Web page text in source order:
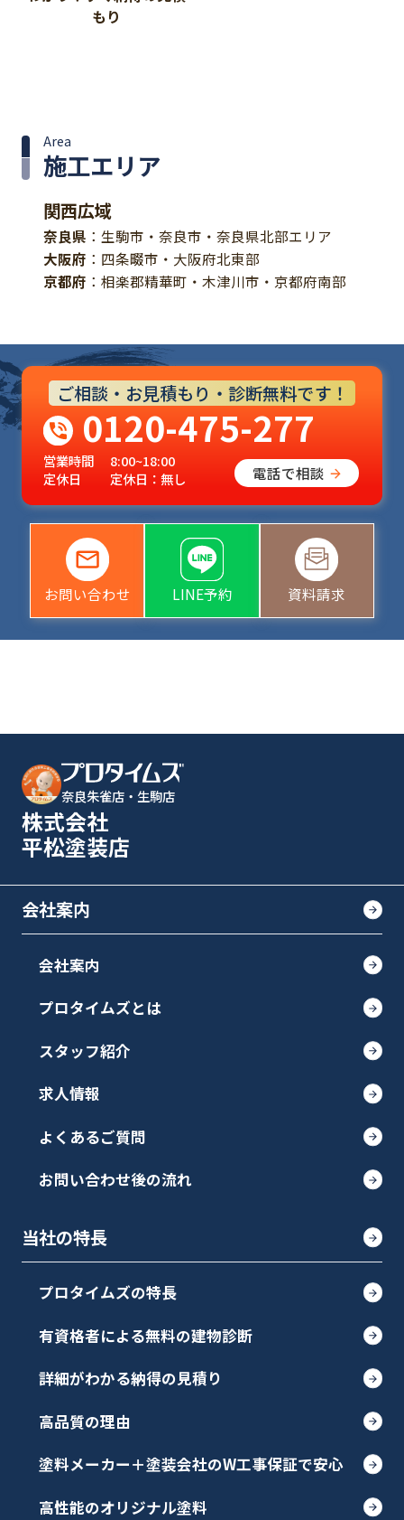
もり
施工エリア
Area
関西広域
奈良県 ：生駒市・奈良市・奈良県北部エリア
大阪府 ：四条畷市・大阪府北東部
京都府 ：相楽郡精華町・木津川市・京都府南部
ご相談・お見積もり・診断無料です！
0120-475-277
営業時間
8:00~18:00
定休日
定休日：無し 電話で相談
お問い合わせ LINE予約 資料請求
奈良朱雀店・生駒店
株式会社
平松塗装店
会社案内
会社案内
プロタイムズとは
スタッフ紹介
求人情報
よくあるご質問
お問い合わせ後の流れ
当社の特長
プロタイムズの特長
有資格者による無料の建物診断
詳細がわかる納得の見積り
高品質の理由
塗料メーカー＋塗装会社のW工事保証で安心
高性能のオリジナル塗料